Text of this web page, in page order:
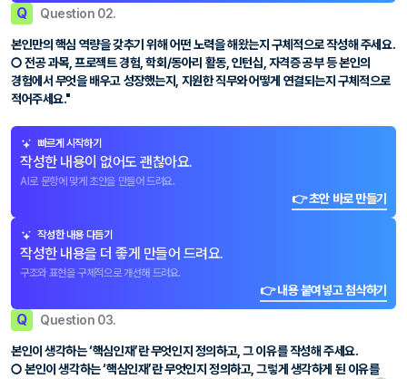
Q Question 02.
본인만의 핵심 역량을 갖추기 위해 어떤 노력을 해왔는지 구체적으로 작성해 주세요.
○ 전공 과목, 프로젝트 경험, 학회/동아리 활동, 인턴십, 자격증 공부 등 본인의
경험에서 무엇을 배우고 성장했는지, 지원한 직무와 어떻게 연결되는지 구체적으로
적어주세요."
빠르게 시작하기
작성한 내용이 없어도 괜찮아요.
AI로 문항에 맞게 초안을 만들어 드려요.
👉 초안 바로 만들기
작성한 내용 다듬기
작성한 내용을 더 좋게 만들어 드려요.
구조와 표현을 구체적으로 개선해 드려요.
👉 내용 붙여넣고 첨삭하기
Q Question 03.
본인이 생각하는 ‘핵심인재’란 무엇인지 정의하고, 그 이유를 작성해 주세요.
○ 본인이 생각하는 ‘핵심인재’란 무엇인지 정의하고, 그렇게 생각하게 된 이유를